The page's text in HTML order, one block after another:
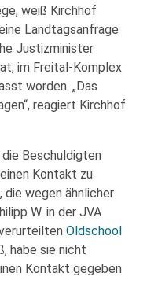
weiß Kirchhof
Landtagsanfrage
Justizminister
im Freital-Komplex
worden. „Das
reagiert Kirchhof
Beschuldigten
Kontakt zu
wegen ähnlicher
W. in der JVA
Oldschool
habe sie nicht
Kontakt gegeben